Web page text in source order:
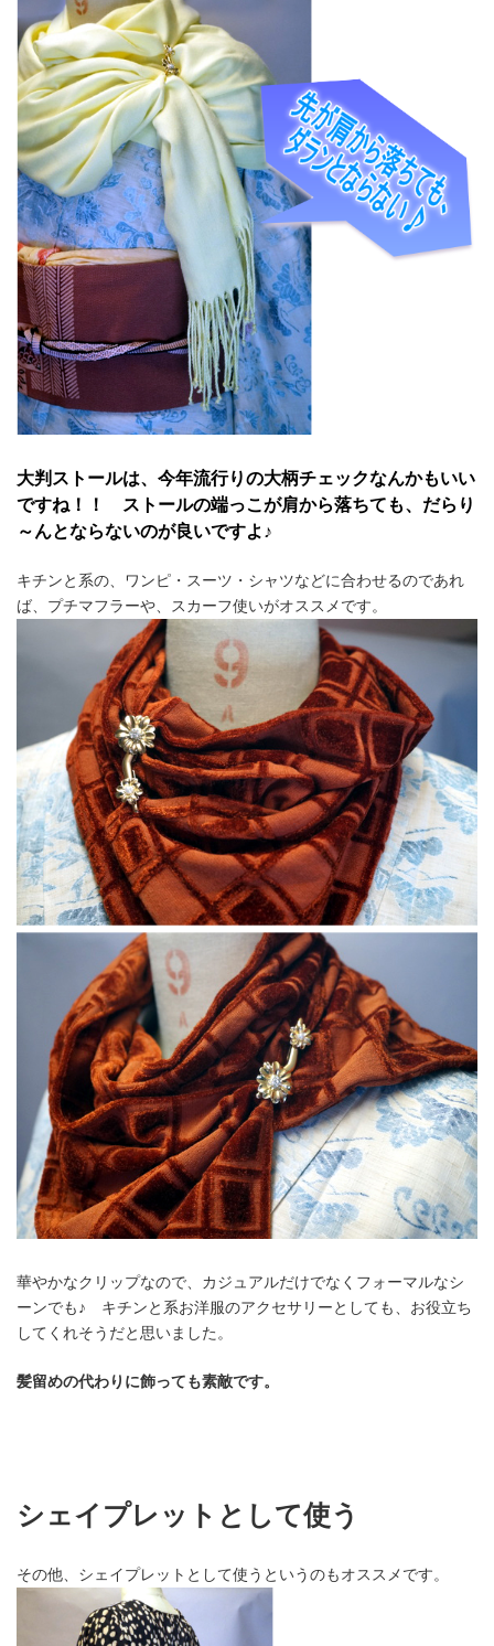
大判ストールは、今年流行りの大柄チェックなんかもいい
ですね！！ ストールの端っこが肩から落ちても、だらり
～んとならないのが良いですよ♪
キチンと系の、ワンピ・スーツ・シャツなどに合わせるのであれ
ば、プチマフラーや、スカーフ使いがオススメです。
華やかなクリップなので、カジュアルだけでなくフォーマルなシ
ーンでも♪ キチンと系お洋服のアクセサリーとしても、お役立ち
してくれそうだと思いました。
髪留めの代わりに飾っても素敵です。
シェイプレットとして使う
その他、シェイプレットとして使うというのもオススメです。